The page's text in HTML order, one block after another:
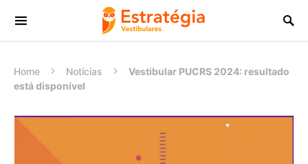
Procurar:
Home Notícias
Vestibular PUCRS 2024: resultado
está disponível